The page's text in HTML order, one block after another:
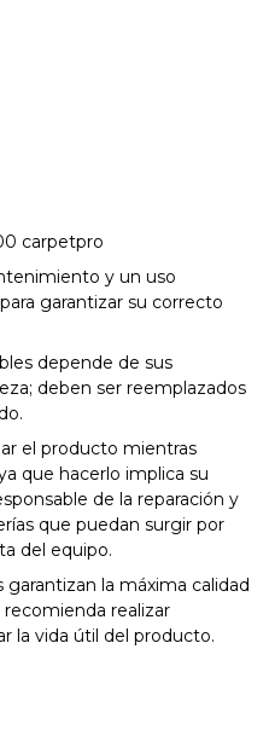
carpetpro
y un uso
garantizar su correcto
depende de sus
deben ser reemplazados
el producto mientras
que hacerlo implica su
de la reparación y
que puedan surgir por
del equipo.
la máxima calidad
realizar
la vida útil del producto.